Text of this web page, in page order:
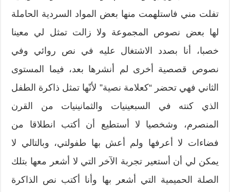
تفلت مني فاستلهمت منها بعض المواد السردية الحاملة
لها بعض نصوص المجموعة ولا زالت تمثل لي معينا
خصبا، أنا بصدد الاشتغال عليه في نص روائي وفي
نصوص قصصية أخرى لم أنشرها بعد، فيما المستوى
الثاني فهي تحضر “كعلامة نصية” لأنّها تمثل ذاكرة الطفل
الذي كنته في السبعينيات والثمانينيات من القرن
المنصرم، وشخصيا لا أستطيع أن أكتب انطلاقا من
فضاءات لا أعرفها ولم أعش بها طفولتي، وبالتالي لا
يمكن لي أن أستعير تجربة الآخر التي لا أشعر معها بتلك
الصلة الحميمية التي أشعر بها وأنا أكتب نص الذاكرة